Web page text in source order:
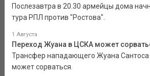
Послезавтра в 20.30 армейцы дома
тура РПЛ против "Ростова".
1 Августа
Переход Жуана в ЦСКА может
Трансфер нападающего Жуана Сантоса
может сорваться.